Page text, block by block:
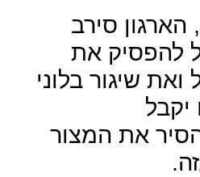
הארגון סירב
להפסיק את
שיגור בלוני
את המצור